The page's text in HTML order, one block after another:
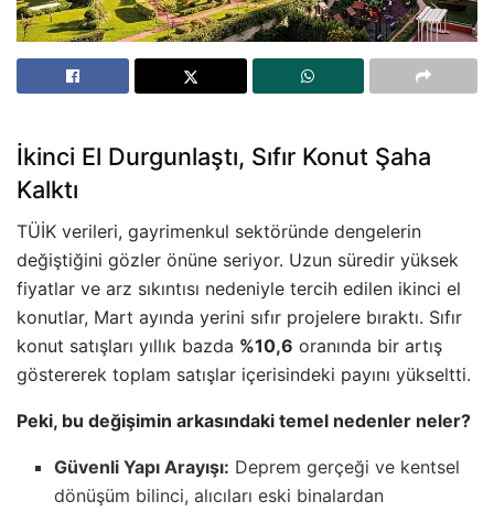
İkinci El Durgunlaştı, Sıfır Konut Şaha
Kalktı
TÜİK verileri, gayrimenkul sektöründe dengelerin
değiştiğini gözler önüne seriyor. Uzun süredir yüksek
fiyatlar ve arz sıkıntısı nedeniyle tercih edilen ikinci el
konutlar, Mart ayında yerini sıfır projelere bıraktı. Sıfır
konut satışları yıllık bazda %10,6 oranında bir artış
göstererek toplam satışlar içerisindeki payını yükseltti.
Peki, bu değişimin arkasındaki temel nedenler neler?
Güvenli Yapı Arayışı: Deprem gerçeği ve kentsel
dönüşüm bilinci, alıcıları eski binalardan